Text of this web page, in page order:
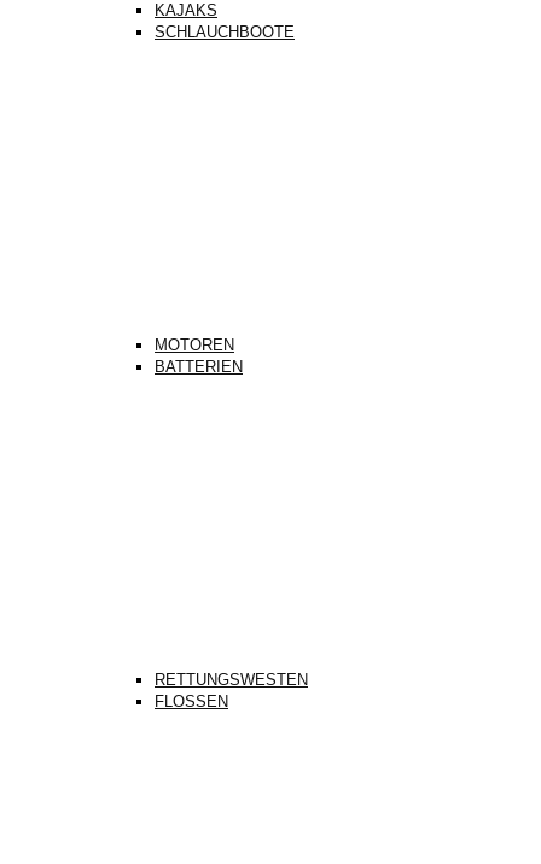
KAJAKS
SCHLAUCHBOOTE
MOTOREN
BATTERIEN
RETTUNGSWESTEN
FLOSSEN